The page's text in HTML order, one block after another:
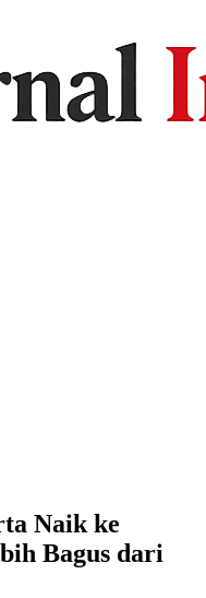
Naik ke
Bagus dari